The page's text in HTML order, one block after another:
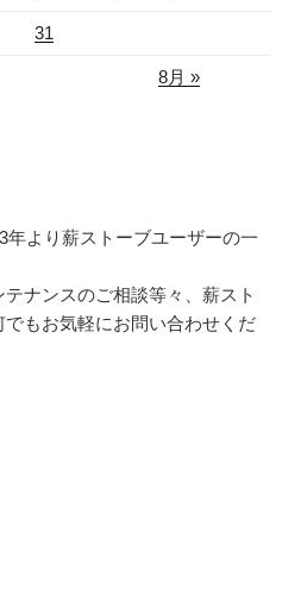
31
8月 »
年より薪ストーブユーザーの一
ナンスのご相談等々、薪スト
もお気軽にお問い合わせくだ